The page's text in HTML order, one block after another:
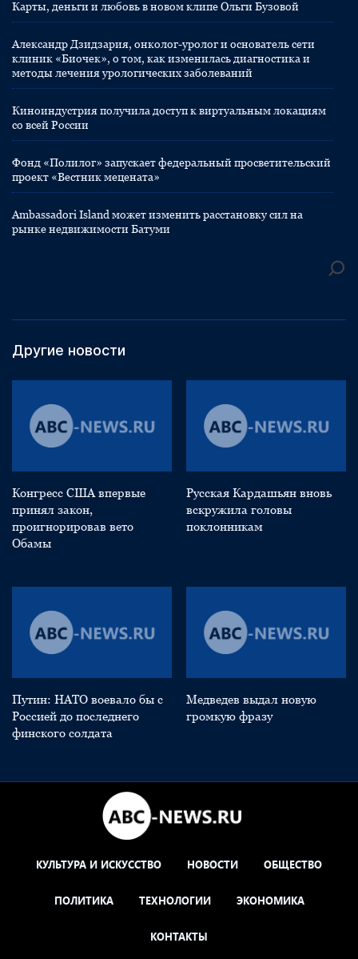
Карты, деньги и любовь в новом клипе Ольги Бузовой
Александр Дзидзария, онколог-уролог и основатель сети
клиник «Биочек», о том, как изменилась диагностика и
методы лечения урологических заболеваний
Киноиндустрия получила доступ к виртуальным локациям
со всей России
Фонд «Полилог» запускает федеральный просветительский
проект «Вестник мецената»
Ambassadori Island может изменить расстановку сил на
рынке недвижимости Батуми
Другие новости
Конгресс США впервые
принял закон,
проигнорировав вето
Обамы
Русская Кардашьян вновь
вскружила головы
поклонникам
Путин: НАТО воевало бы с
Россией до последнего
финского солдата
Медведев выдал новую
громкую фразу
КУЛЬТУРА И ИСКУССТВО НОВОСТИ ОБЩЕСТВО
ПОЛИТИКА ТЕХНОЛОГИИ ЭКОНОМИКА
КОНТАКТЫ